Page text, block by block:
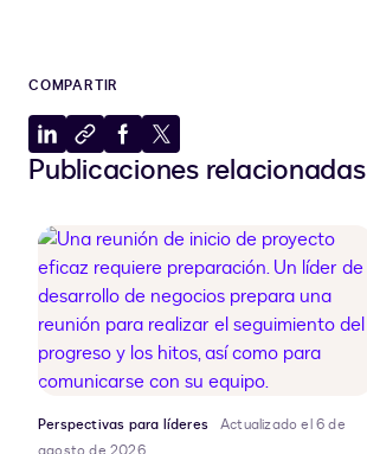
COMPARTIR
Compartir
en
Copiar
al
Compartir
en
Compartir
en
Publicaciones relacionadas
Perspectivas para líderes
Actualizado el 6 de